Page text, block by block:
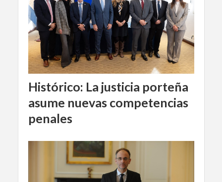
Histórico: La justicia porteña
asume nuevas competencias
penales